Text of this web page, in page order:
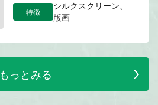
特徴
シルクスクリーン、
版画
もっとみる